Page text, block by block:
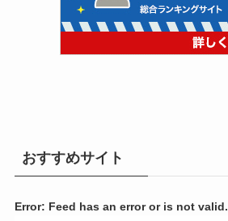
おすすめサイト
Error: Feed has an error or is not valid.